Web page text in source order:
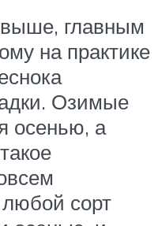
выше, главным
на практике
Озимые
осенью, а
любой сорт